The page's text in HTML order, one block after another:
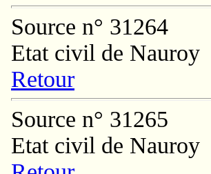
Source n° 31264
Etat civil de Nauroy
Retour
Source n° 31265
Etat civil de Nauroy